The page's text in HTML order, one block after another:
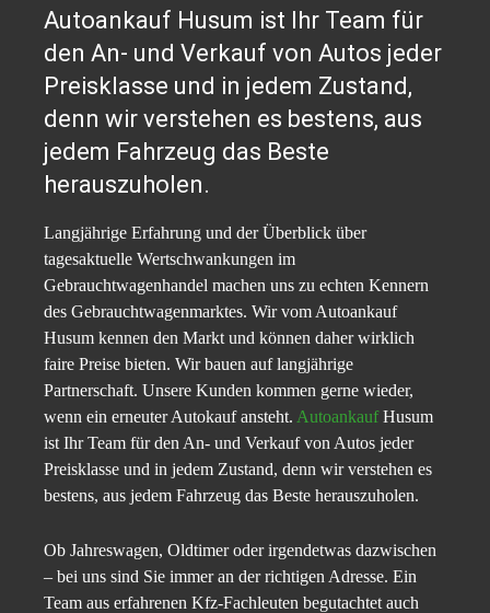
Autoankauf Husum ist Ihr Team für
den An- und Verkauf von Autos jeder
Preisklasse und in jedem Zustand,
denn wir verstehen es bestens, aus
jedem Fahrzeug das Beste
herauszuholen.
Langjährige Erfahrung und der Überblick über
tagesaktuelle Wertschwankungen im
Gebrauchtwagenhandel machen uns zu echten Kennern
des Gebrauchtwagenmarktes. Wir vom Autoankauf
Husum kennen den Markt und können daher wirklich
faire Preise bieten. Wir bauen auf langjährige
Partnerschaft. Unsere Kunden kommen gerne wieder,
wenn ein erneuter Autokauf ansteht. AutoankaufHusum
ist Ihr Team für den An- und Verkauf von Autos jeder
Preisklasse und in jedem Zustand, denn wir verstehen es
bestens, aus jedem Fahrzeug das Beste herauszuholen.
Ob Jahreswagen, Oldtimer oder irgendetwas dazwischen
– bei uns sind Sie immer an der richtigen Adresse. Ein
Team aus erfahrenen Kfz-Fachleuten begutachtet auch